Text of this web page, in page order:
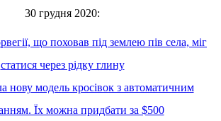
30 грудня 2020:
що поховав під землею пів села, міг
статися через рідку глину
нову модель кросівок з автоматичним
Їх можна придбати за $500